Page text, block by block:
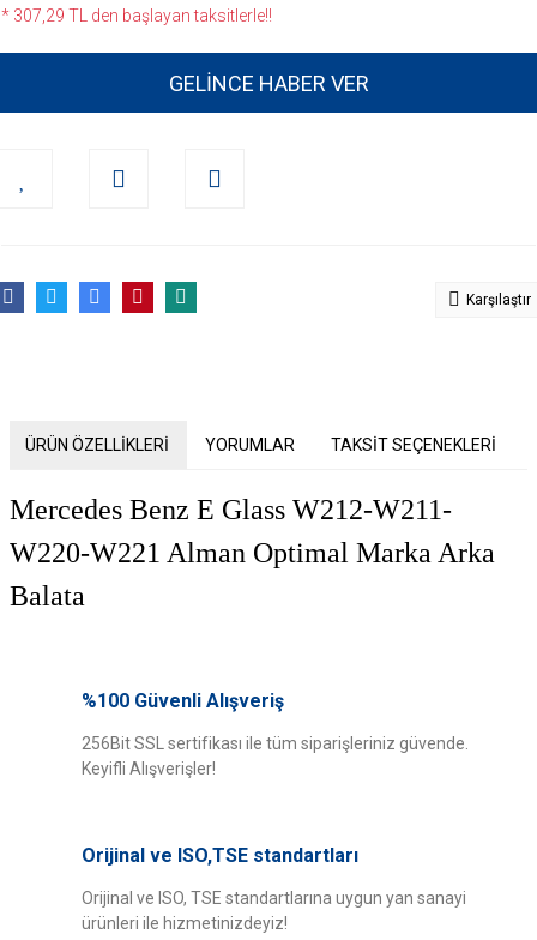
* 307,29 TL den başlayan taksitlerle!!
GELİNCE HABER VER
Karşılaştır
ÜRÜN ÖZELLİKLERİ YORUMLAR TAKSİT SEÇENEKLERİ
Mercedes Benz E Glass W212-W211-
W220-W221 Alman Optimal Marka Arka
Balata
Bu ürüne ilk yorumu siz yapın!
yetersiz gördüğünüz noktaları öneri formunu kullanarak tarafımıza
iletebilirsiniz.
Görüş ve önerileriniz için teşekkür ederiz.
Ürün bilgilerinde hatalar bulunuyor.
Ürün fiyatı diğer sitelerden daha pahalı.
Bu ürüne benzer farklı alternatifler olmalı.
%100 Güvenli Alışveriş
256Bit SSL sertifikası ile tüm siparişleriniz güvende.
Keyifli Alışverişler!
Orijinal ve ISO,TSE standartları
Orijinal ve ISO, TSE standartlarına uygun yan sanayi
ürünleri ile hizmetinizdeyiz!